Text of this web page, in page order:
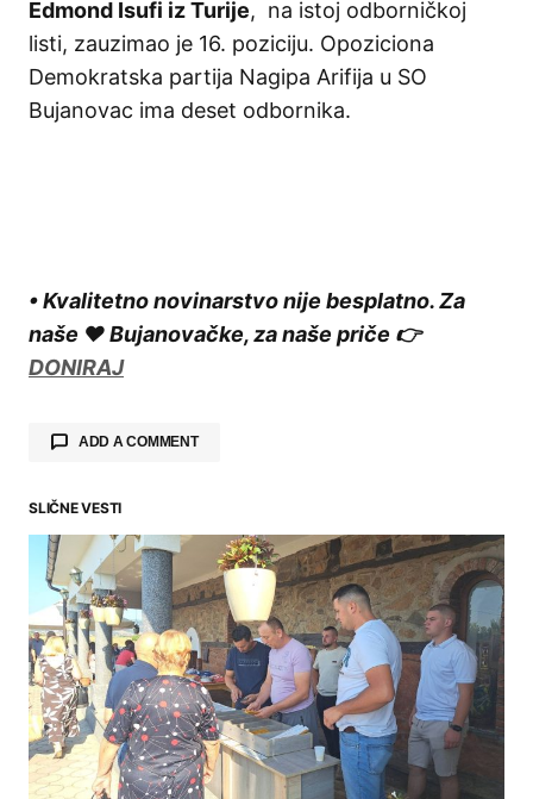
Edmond Isufi iz Turije, na istoj odborničkoj
listi, zauzimao je 16. poziciju. Opoziciona
Demokratska partija Nagipa Arifija u SO
Bujanovac ima deset odbornika.
• Kvalitetno novinarstvo nije besplatno. Za
naše ❤️ Bujanovačke, za naše priče 👉
DONIRAJ
ADD A COMMENT
Your email address will not be published.
Required fields are marked*
Comment*
Your Name
SLIČNE VESTI